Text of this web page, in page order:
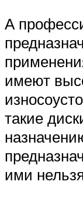
А
имеют
такие
ими